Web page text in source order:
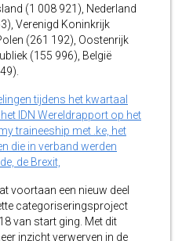
(1 008 921), Nederland
Verenigd Koninkrijk
(261 192), Oostenrijk
(155 996), België
tijdens het kwartaal
IDN Wereldrapport op het
traineeship met .ke, het
die in verband werden
de Brexit,
voortaan een nieuw deel
categoriseringsproject
van start ging. Met dit
inzicht verwerven in de